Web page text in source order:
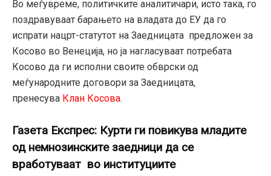
Во меѓувреме, политичките аналитичари, исто така, го
поздравуваат барањето на владата до ЕУ да го
испрати нацрт-статутот на Заедницата предложен за
Косово во Венеција, но ја нагласуваат потребата
Косово да ги исполни своите обврски од
меѓународните договори за Заедницата,
пренесува Клан Косова.
Газета Експрес: Курти ги повикува младите
од немнозинските заедници да се
вработуваат во институциите